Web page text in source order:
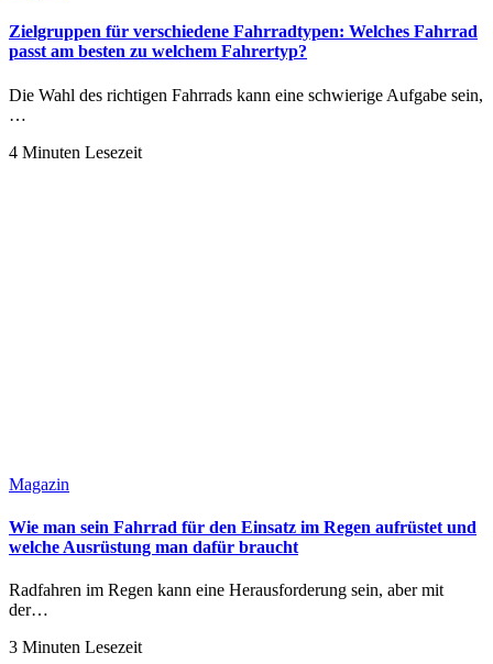
Zielgruppen für verschiedene Fahrradtypen: Welches Fahrrad
passt am besten zu welchem Fahrertyp?
Die Wahl des richtigen Fahrrads kann eine schwierige Aufgabe sein,
…
4 Minuten Lesezeit
Magazin
Wie man sein Fahrrad für den Einsatz im Regen aufrüstet und
welche Ausrüstung man dafür braucht
Radfahren im Regen kann eine Herausforderung sein, aber mit
der…
3 Minuten Lesezeit